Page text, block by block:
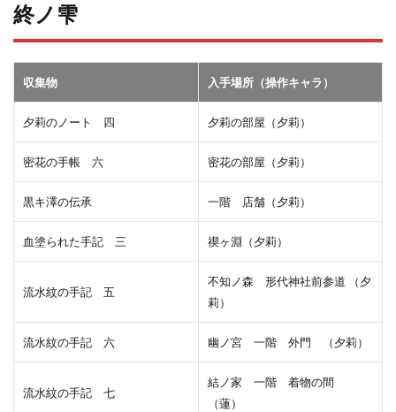
終ノ雫
収集物 入手場所（操作キャラ）
夕莉のノート 四 夕莉の部屋（夕莉）
密花の手帳 六 密花の部屋（夕莉）
黒キ澤の伝承 一階 店舗（夕莉）
血塗られた手記 三 禊ヶ淵（夕莉）
流水紋の手記 五
不知ノ森 形代神社前参道 （夕
莉）
流水紋の手記 六 幽ノ宮 一階 外門 （夕莉）
流水紋の手記 七
結ノ家 一階 着物の間
（蓮）